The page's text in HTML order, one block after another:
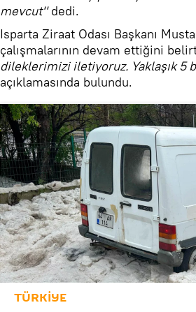
mevcut''dedi.
Isparta Ziraat Odası Başkanı
çalışmalarının devam ettiğini
dileklerimizi iletiyoruz. Yaklaşık 5
açıklamasında bulundu.
TÜRKİYE